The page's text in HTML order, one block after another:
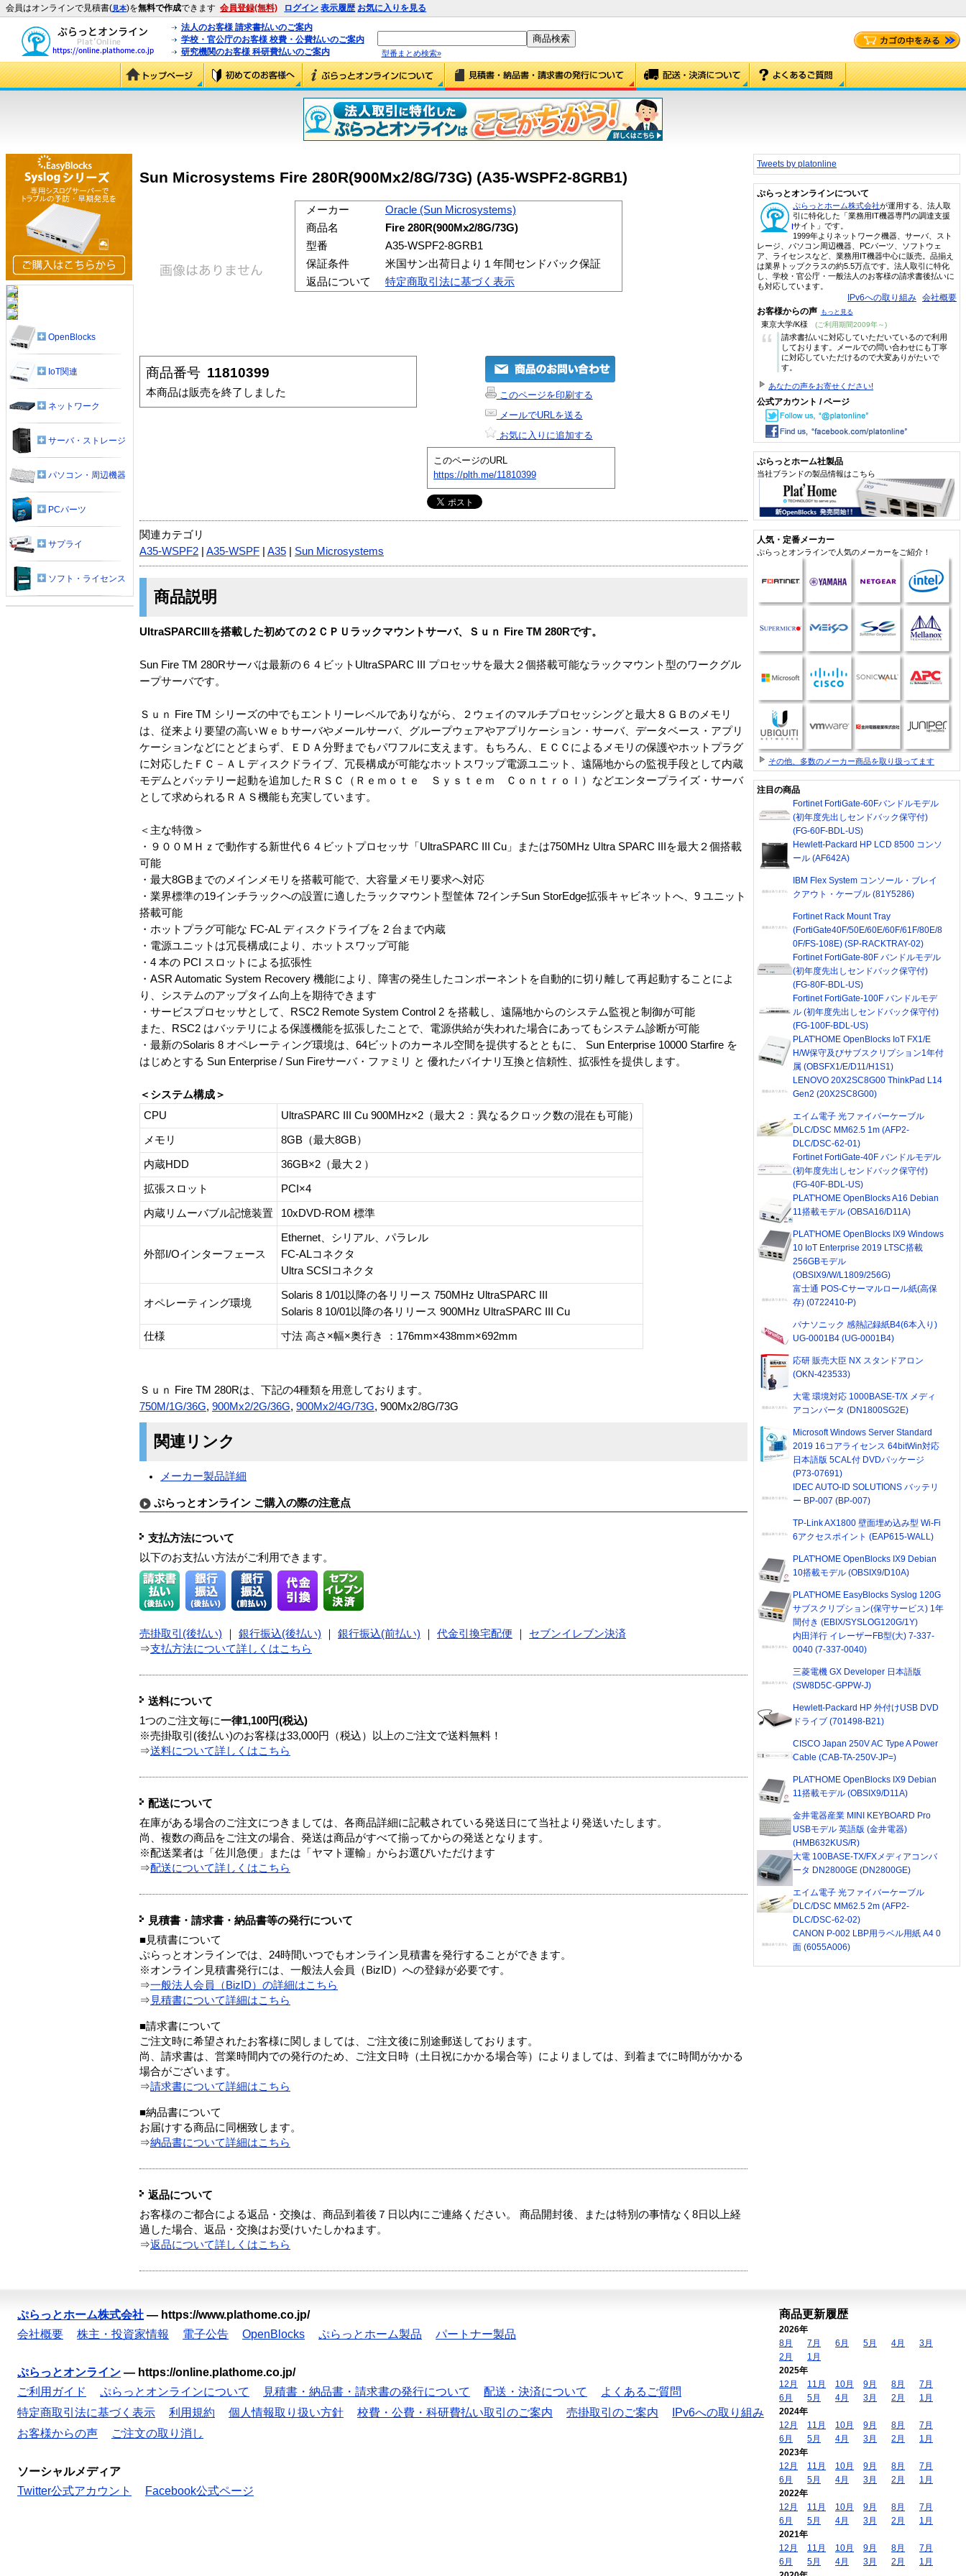
会員はオンラインで見積書(見本)を無料で作成できます 会員登録(無料) ログイン 表示履歴 お気に入りを見る
法人のお客様 請求書払いのご案内
学校・官公庁のお客様 校費・公費払いのご案内
研究機関のお客様 科研費払いのご案内
型番まとめ検索»
Sun Microsystems Fire 280R(900Mx2/8G/73G) (A35-WSPF2-8GRB1)
メーカー
Oracle (Sun Microsystems)
商品名
Fire 280R(900Mx2/8G/73G)
型番
A35-WSPF2-8GRB1
保証条件
米国サン出荷日より１年間センドバック保証
返品について
特定商取引法に基づく表示
商品番号 11810399
本商品は販売を終了しました
このページを印刷する
メールでURLを送る
お気に入りに追加する
このページのURL
https://plth.me/11810399
関連カテゴリ
A35-WSPF2
A35-WSPF A35 Sun Microsystems
商品説明
UltraSPARCIIIを搭載した初めての２ＣＰＵラックマウントサーバ、Ｓｕｎ Fire TM 280Rです。
Sun Fire TM 280Rサーバは最新の６４ビットUltraSPARC III プロセッサを最大２個搭載可能なラックマウント型のワークグル
ープサーバです。
Ｓｕｎ Fire TM シリーズの中でもエントリーレベルでありながら、２ウェイのマルチプロセッシングと最大８ＧＢのメモリ
は、従来より要望の高いＷｅｂサーバやメールサーバ、グループウェアやアプリケーション・サーバ、データベース・アプリ
ケーションなどにとどまらず、ＥＤＡ分野までもパワフルに支えます。もちろん、ＥＣＣによるメモリの保護やホットプラグ
に対応したＦＣ－ＡＬディスクドライブ、冗長構成が可能なホットスワップ電源ユニット、遠隔地からの監視手段として内蔵
モデムとバッテリー起動を追加したＲＳＣ（Ｒｅｍｏｔｅ Ｓｙｓｔｅｍ Ｃｏｎｔｒｏｌ）などエンタープライズ・サーバ
として求められるＲＡＳ機能も充実しています。
＜主な特徴＞
・９００ＭＨｚで動作する新世代６４ビットプロセッサ「UltraSPARC III Cu」または750MHz Ultra SPARC IIIを最大２個搭載
可能
・最大8GBまでのメインメモリを搭載可能で、大容量メモリ要求へ対応
・業界標準の19インチラックへの設置に適したラックマウント型筐体 72インチSun StorEdge拡張キャビネットへ、9 ユニット
搭載可能
・ホットプラグ可能な FC-AL ディスクドライブを 2 台まで内蔵
・電源ユニットは冗長構成により、ホットスワップ可能
・4 本の PCI スロットによる拡張性
・ASR Automatic System Recovery 機能により、障害の発生したコンポーネントを自動的に切り離して再起動することによ
り、システムのアップタイム向上を期待できます
・サービスプロセッサとして、RSC2 Remote System Control 2 を搭載し、遠隔地からのシステム監視と制御が可能
また、RSC2 はバッテリによる保護機能を拡張したことで、電源供給が失われた場合にあってもシステム診断が可能
・最新のSolaris 8 オペレーティング環境は、64ビットのカーネル空間を提供するとともに、 Sun Enterprise 10000 Starfire を
はじめとする Sun Enterprise / Sun Fireサーバ・ファミリ と 優れたバイナリ互換と信頼性、拡張性を提供します。
＜システム構成＞
CPU
UltraSPARC III Cu 900MHz×2（最大２：異なるクロック数の混在も可能）
メモリ 8GB（最大8GB）
内蔵HDD 36GB×2（最大２）
拡張スロット PCI×4
内蔵リムーバブル記憶装置 10xDVD-ROM 標準
外部I/Oインターフェース
Ethernet、シリアル、パラレル
FC-ALコネクタ
Ultra SCSIコネクタ
オペレーティング環境
Solaris 8 1/01以降の各リリース 750MHz UltraSPARC III
Solaris 8 10/01以降の各リリース 900MHz UltraSPARC III Cu
仕様 寸法 高さ×幅×奥行き ：176mm×438mm×692mm
Ｓｕｎ Fire TM 280Rは、下記の4種類を用意しております。
750M/1G/36G, 900Mx2/2G/36G, 900Mx2/4G/73G, 900Mx2/8G/73G
関連リンク
メーカー製品詳細
ぷらっとオンライン ご購入の際の注意点
支払方法について
以下のお支払い方法がご利用できます。
売掛取引(後払い) 銀行振込(後払い) 銀行振込(前払い) 代金引換宅配便
セブンイレブン決済
⇒支払方法について詳しくはこちら
送料について
1つのご注文毎に一律1,100円(税込)
※売掛取引(後払い)のお客様は33,000円（税込）以上のご注文で送料無料！
⇒送料について詳しくはこちら
配送について
在庫がある場合のご注文につきましては、各商品詳細に記載されている発送日にて当社より発送いたします。
尚、複数の商品をご注文の場合、発送は商品がすべて揃ってからの発送となります。
※配送業者は「佐川急便」または「ヤマト運輸」からお選びいただけます
⇒配送について詳しくはこちら
見積書・請求書・納品書等の発行について
■見積書について
ぷらっとオンラインでは、24時間いつでもオンライン見積書を発行することができます。
※オンライン見積書発行には、一般法人会員（BizID）への登録が必要です。
⇒一般法人会員（BizID）の詳細はこちら
⇒ 見積書について詳細はこちら
■請求書について
ご注文時に希望されたお客様に関しましては、ご注文後に別途郵送しております。
尚、請求書は、営業時間内での発行のため、ご注文日時（土日祝にかかる場合等）によりましては、到着までに時間がかかる
場合がございます。
⇒請求書について詳細はこちら
■納品書について
お届けする商品に同梱致します。
⇒納品書について詳細はこちら
返品について
お客様のご都合による返品・交換は、商品到着後７日以内にご連絡ください。 商品開封後、または特別の事情なく8日以上経
過した場合、返品・交換はお受けいたしかねます。
⇒返品について詳しくはこちら
OpenBlocks
IoT関連
ネットワーク
サーバ・ストレージ
パソコン・周辺機器
PCパーツ
サプライ
ソフト・ライセンス
Tweets by platonline
ぷらっとオンラインについて
ぷらっとホーム株式会社が運用する、法人取
引に特化した「業務用IT機器専門の調達支援
サイト」です。
1999年よりネットワーク機器、サーバ、スト
レージ、パソコン周辺機器、PCパーツ、ソフトウェ
ア、ライセンスなど、業務用IT機器中心に販売。品揃え
は業界トップクラスの約5.5万点です。法人取引に特化
し、学校・官公庁・一般法人のお客様の請求書後払いに
も対応しています。
IPv6への取り組み 会社概要
お客様からの声 もっと見る
東京大学/K様 (ご利用期間2009年～)
“
請求書払いに対応していただいているので利用
しております。メールでの問い合わせにも丁寧
に対応していただけるので大変ありがたいで
す。
あなたの声をお寄せください!
公式アカウント / ページ
ぷらっとホーム社製品
当社ブランドの製品情報はこちら
人気・定番メーカー
ぷらっとオンラインで人気のメーカーをご紹介！
その他、多数のメーカー商品を取り扱ってます
注目の商品
Fortinet FortiGate-60Fバンドルモデル
(初年度先出しセンドバック保守付)
(FG-60F-BDL-US)
Hewlett-Packard HP LCD 8500 コンソ
ール (AF642A)
IBM Flex System コンソール・ブレイ
クアウト・ケーブル (81Y5286)
Fortinet Rack Mount Tray
(FortiGate40F/50E/60E/60F/61F/80E/8
0F/FS-108E) (SP-RACKTRAY-02)
Fortinet FortiGate-80F バンドルモデル
(初年度先出しセンドバック保守付)
(FG-80F-BDL-US)
Fortinet FortiGate-100F バンドルモデ
ル (初年度先出しセンドバック保守付)
(FG-100F-BDL-US)
PLAT'HOME OpenBlocks IoT FX1/E
H/W保守及びサブスクリプション1年付
属 (OBSFX1/E/D11/H1S1)
LENOVO 20X2SC8G00 ThinkPad L14
Gen2 (20X2SC8G00)
エイム電子 光ファイバーケーブル
DLC/DSC MM62.5 1m (AFP2-
DLC/DSC-62-01)
Fortinet FortiGate-40F バンドルモデル
(初年度先出しセンドバック保守付)
(FG-40F-BDL-US)
PLAT'HOME OpenBlocks A16 Debian
11搭載モデル (OBSA16/D11A)
PLAT'HOME OpenBlocks IX9 Windows
10 IoT Enterprise 2019 LTSC搭載
256GBモデル
(OBSIX9/W/L1809/256G)
富士通 POS-Cサーマルロール紙(高保
存) (0722410-P)
パナソニック 感熱記録紙B4(6本入り)
UG-0001B4 (UG-0001B4)
応研 販売大臣 NX スタンドアロン
(OKN-423533)
大電 環境対応 1000BASE-T/X メディ
アコンバータ (DN1800SG2E)
Microsoft Windows Server Standard
2019 16コアライセンス 64bitWin対応
日本語版 5CAL付 DVDパッケージ
(P73-07691)
IDEC AUTO-ID SOLUTIONS バッテリ
ー BP-007 (BP-007)
TP-Link AX1800 壁面埋め込み型 Wi-Fi
6アクセスポイント (EAP615-WALL)
PLAT'HOME OpenBlocks IX9 Debian
10搭載モデル (OBSIX9/D10A)
PLAT'HOME EasyBlocks Syslog 120G
サブスクリプション(保守サービス) 1年
間付き (EBIX/SYSLOG120G/1Y)
内田洋行 イレーザーFB型(大) 7-337-
0040 (7-337-0040)
三菱電機 GX Developer 日本語版
(SW8D5C-GPPW-J)
Hewlett-Packard HP 外付けUSB DVD
ドライブ (701498-B21)
CISCO Japan 250V AC Type A Power
Cable (CAB-TA-250V-JP=)
PLAT'HOME OpenBlocks IX9 Debian
11搭載モデル (OBSIX9/D11A)
金井電器産業 MINI KEYBOARD Pro
USBモデル 英語版 (金井電器)
(HMB632KUS/R)
大電 100BASE-TX/FXメディアコンバ
ータ DN2800GE (DN2800GE)
エイム電子 光ファイバーケーブル
DLC/DSC MM62.5 2m (AFP2-
DLC/DSC-62-02)
CANON P-002 LBP用ラベル用紙 A4 0
面 (6055A006)
ぷらっとホーム株式会社 — https://www.plathome.co.jp/
会社概要
株主・投資家情報 電子公告 OpenBlocks ぷらっとホーム製品 パートナー製品
ぷらっとオンライン — https://online.plathome.co.jp/
ご利用ガイド
ぷらっとオンラインについて 見積書・納品書・請求書の発行について 配送・決済について
よくあるご質問
特定商取引法に基づく表示
利用規約 個人情報取り扱い方針 校費・公費・科研費払い取引のご案内 売掛取引のご案内
IPv6への取り組み
お客様からの声
ご注文の取り消し
ソーシャルメディア
Twitter公式アカウント
Facebook公式ページ
商品更新履歴
2026年
8月
7月 6月 5月 4月
3月
2月
1月
2025年
12月
11月 10月 9月 8月
7月
6月
5月 4月 3月 2月
1月
2024年
12月
11月 10月 9月 8月
7月
6月
5月 4月 3月 2月
1月
2023年
12月
11月 10月 9月 8月
7月
6月
5月 4月 3月 2月
1月
2022年
12月
11月 10月 9月 8月
7月
6月
5月 4月 3月 2月
1月
2021年
12月
11月 10月 9月 8月
7月
6月
5月 4月 3月 2月
1月